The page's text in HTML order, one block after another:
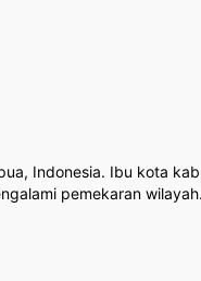
Indonesia. Ibu kota
pemekaran wilayah.